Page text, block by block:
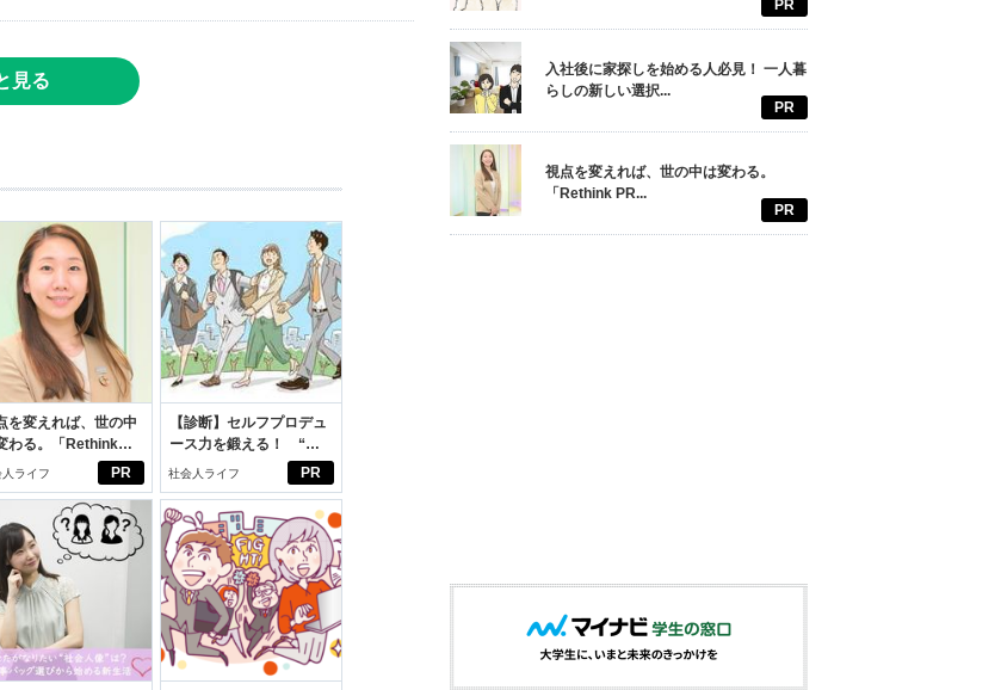
見る
PR
を変えれば、世の中
わる。「Rethink
」がつたえた
ライフ PR
【診断】セルフプロデュ
ース力を鍛える！ “ジ
ブン観”診断
社会人ライフ
PR
入社後に家探しを始める人必見！ 一人暮
らしの新しい選択...
PR
視点を変えれば、世の中は変わる。
「Rethink PR...
PR